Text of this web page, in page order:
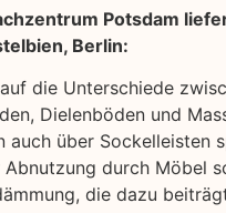
Potsdam
Berlin:
die Unterschiede
Dielenböden und
auch über Sockelleisten
Abnutzung durch Möbel
die dazu